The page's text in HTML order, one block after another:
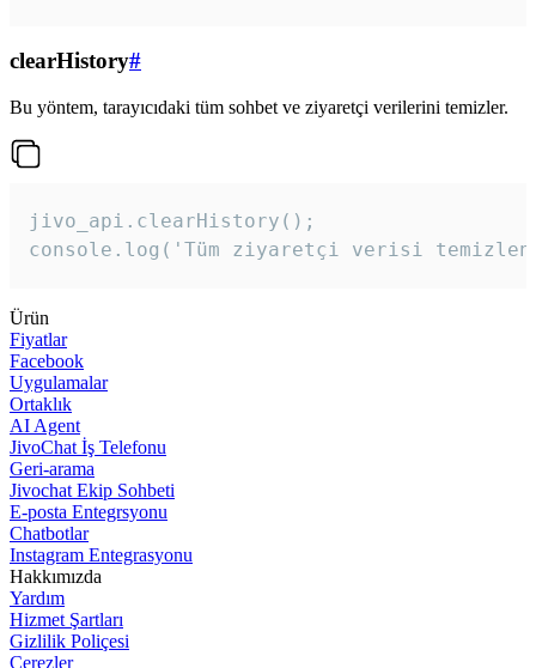
clearHistory#
Bu yöntem, tarayıcıdaki tüm sohbet ve ziyaretçi verilerini temizler.
jivo_api.clearHistory();
console.log('Tüm ziyaretçi verisi
Ürün
Fiyatlar
Facebook
Uygulamalar
Ortaklık
AI Agent
JivoChat İş Telefonu
Geri-arama
Jivochat Ekip Sohbeti
E-posta Entegrsyonu
Chatbotlar
Instagram Entegrasyonu
Hakkımızda
Yardım
Hizmet Şartları
Gizlilik Poliçesi
Çerezler